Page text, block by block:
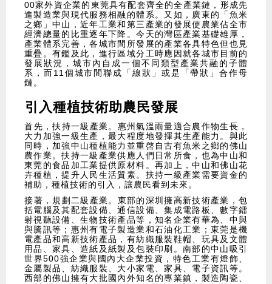
00家外資企業的東莞具有配套齊全的全產業鏈，形成先
進製造業與現代服務相融的體系。又如，廣東的「魚米
之鄉」中山，近年工業和第三產業的發展使農業佔全市
經濟總量的比重逐年下降。今天的灣區產業基礎雄厚，
產業體系完善，各城市間所發展的產業各具特色但也見
重疊。有鑑及此，進行區域分工時應因就各城市目前的
發展狀況，城市內自成一個不同類型產業共融的子體
系，而11個城市間聯成「線狀」或是「帶狀」合作母
鏈。
引入種植技術助農民發展
​首先，扶持一級產業。惠州氣溫雨量適合農作物生長，
大力加強一級生產，最大程度地發揮其生產能力。與此
同時，加強中山種植能力並重啓自古有魚米之鄉的佛山
農作業。扶持一級產業供應人們日常所食，也為中山和
東莞的食品加工業提供原材料。再加上，中山和佛山花
卉種植，提升人民生活質素。扶持一級產業需要資金的
補助，種植技術的引入，讓農民看到未來。
​接著，規劃二級產業。東部的深圳擁高新技術產業，包
括電腦及其配套設備、通信設備、集成電路板、數字鐳
射視聽設備、生物技術產品等，知名企業有華為、中與
與騰訊等；惠州有電子製造業和石油化工業；東莞是機
電產品和高新技術產品，有紡織服裝鞋帽、玩具及文體
用品、家具、造紙及紙製及包裝印刷。南部的中山吸引
世界500強企業與國內大企業投資，特色工業有燈飾、
金屬製品、紡織服裝、大小家電、家具、電子資訊等。
西部的佛山擁有大批國內外知名的專業鎮，製造陶瓷、